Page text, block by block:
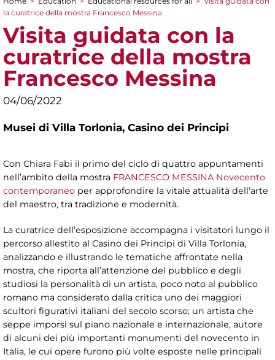
You are here
la curatrice della mostra Francesco Messina
Visita guidata con la
curatrice della mostra
Francesco Messina
04/06/2022
Musei di Villa Torlonia, Casino dei Principi
Con Chiara Fabi il primo del ciclo di quattro appuntamenti
nell’ambito della mostra FRANCESCO MESSINA Novecento
contemporaneo per approfondire la vitale attualità dell’arte
del maestro, tra tradizione e modernità.
La curatrice dell’esposizione accompagna i visitatori lungo il
percorso allestito al Casino dei Principi di Villa Torlonia,
analizzando e illustrando le tematiche affrontate nella
mostra, che riporta all’attenzione del pubblico e degli
studiosi la personalità di un artista, poco noto al pubblico
romano ma considerato dalla critica uno dei maggiori
scultori figurativi italiani del secolo scorso; un artista che
seppe imporsi sul piano nazionale e internazionale, autore
di alcuni dei più importanti monumenti del novecento in
Italia, le cui opere furono più volte esposte nelle principali